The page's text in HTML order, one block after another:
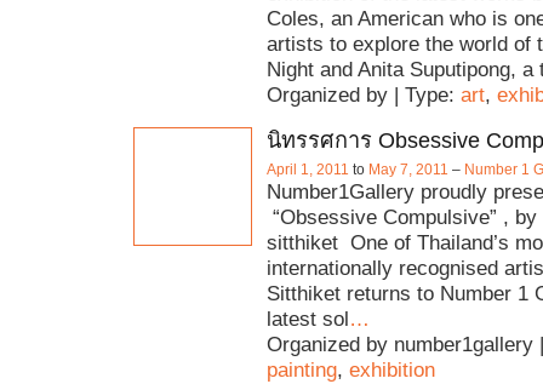
Coles, an American who is
artists to explore the world of
Night and Anita Suputipong, a
Organized by | Type: art,
นิทรรศการ Obsessive
April 1, 2011 to May 7, 2011 – Number 1
Number1Gallery proudly
“Obsessive Compulsive” , by
sitthiket One of Thailand’s
internationally recognised
Sitthiket returns to Number 1
latest sol…
Organized by number1gallery
painting, exhibition